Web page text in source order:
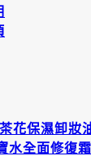
花保濕卸妝
水全面修復霜